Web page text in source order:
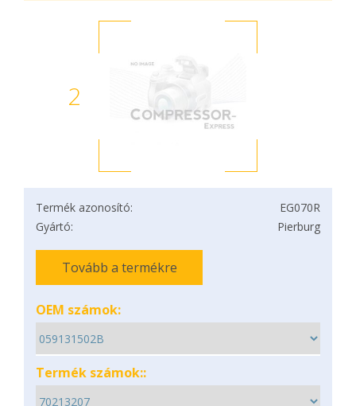
2
Termék azonosító:
EG070R
Gyártó:
Pierburg
Tovább a termékre
OEM számok:
Termék számok::